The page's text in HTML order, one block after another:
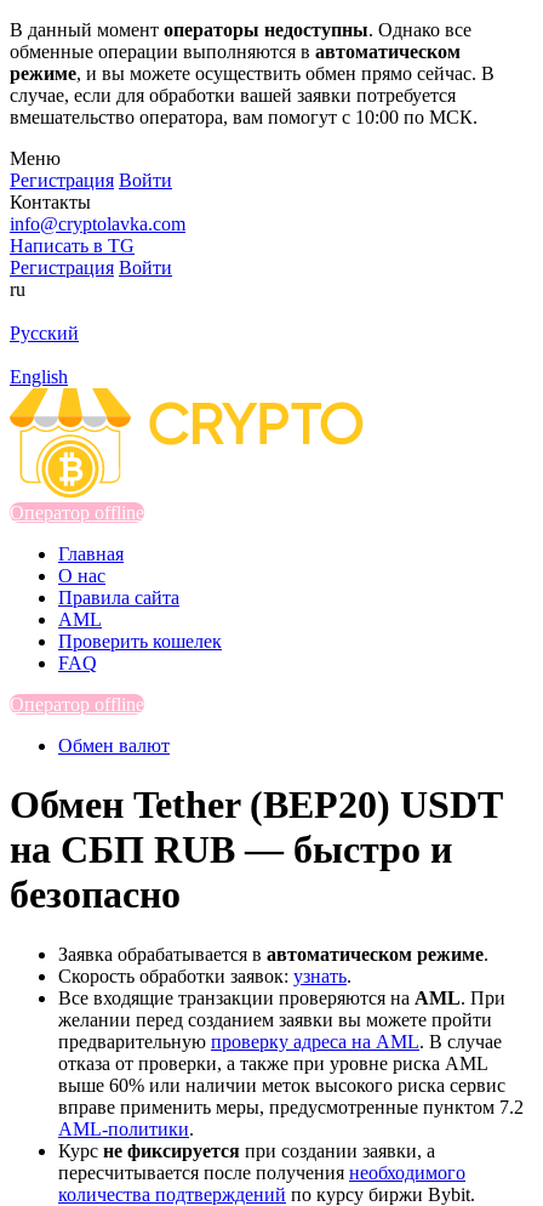
В данный момент операторы недоступны. Однако все
обменные операции выполняются в автоматическом
режиме, и вы можете осуществить обмен прямо сейчас. В
случае, если для обработки вашей заявки потребуется
вмешательство оператора, вам помогут с 10:00 по МСК.
Меню
Регистрация Войти
Контакты
info@cryptolavka.com
Написать в TG
Регистрация Войти
ru
Русский
English
Оператор offline
Главная
О нас
Правила сайта
AML
Проверить кошелек
FAQ
Оператор offline
Обмен валют
Обмен Tether (BEP20) USDT
на СБП RUB — быстро и
безопасно
Заявка обрабатывается в автоматическом режиме.
Скорость обработки заявок: узнать.
Все входящие транзакции проверяются на AML. При
желании перед созданием заявки вы можете пройти
предварительную проверку адреса на AML. В случае
отказа от проверки, а также при уровне риска AML
выше 60% или наличии меток высокого риска сервис
вправе применить меры, предусмотренные пунктом 7.2
AML-политики.
Курс не фиксируется при создании заявки, а
пересчитывается после получения необходимого
количества подтверждений по курсу биржи Bybit.